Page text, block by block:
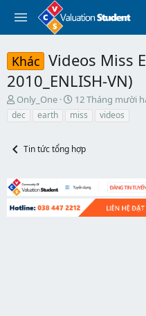
Khác Videos Miss
2010_ENLISH-VN)
T
h
a
t
a
r
Only_One
N
g
b
đ
u
12 Tháng mười
dec
earth miss videos
Tin tức tổng hợp